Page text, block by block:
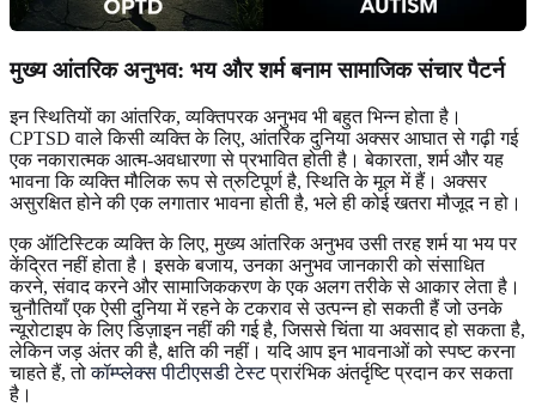
मुख्य आंतरिक अनुभव: भय और शर्म बनाम सामाजिक संचार पैटर्न
इन स्थितियों का आंतरिक, व्यक्तिपरक अनुभव भी बहुत भिन्न होता है।
CPTSD वाले किसी व्यक्ति के लिए, आंतरिक दुनिया अक्सर आघात से गढ़ी गई
एक नकारात्मक आत्म-अवधारणा से प्रभावित होती है। बेकारता, शर्म और यह
भावना कि व्यक्ति मौलिक रूप से त्रुटिपूर्ण है, स्थिति के मूल में हैं। अक्सर
असुरक्षित होने की एक लगातार भावना होती है, भले ही कोई खतरा मौजूद न हो।
एक ऑटिस्टिक व्यक्ति के लिए, मुख्य आंतरिक अनुभव उसी तरह शर्म या भय पर
केंद्रित नहीं होता है। इसके बजाय, उनका अनुभव जानकारी को संसाधित
करने, संवाद करने और सामाजिककरण के एक अलग तरीके से आकार लेता है।
चुनौतियाँ एक ऐसी दुनिया में रहने के टकराव से उत्पन्न हो सकती हैं जो उनके
न्यूरोटाइप के लिए डिज़ाइन नहीं की गई है, जिससे चिंता या अवसाद हो सकता है,
लेकिन जड़ अंतर की है, क्षति की नहीं। यदि आप इन भावनाओं को स्पष्ट करना
चाहते हैं, तोकॉम्प्लेक्स पीटीएसडी टेस्टप्रारंभिक अंतर्दृष्टि प्रदान कर सकता
है।